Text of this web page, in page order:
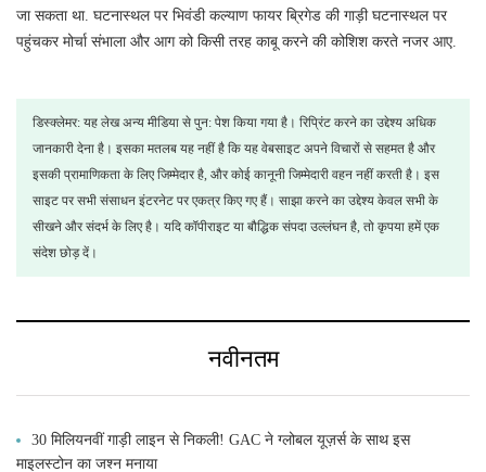
जा सकता था. घटनास्थल पर भिवंडी कल्याण फायर ब्रिगेड की गाड़ी घटनास्थल पर
पहुंचकर मोर्चा संभाला और आग को किसी तरह काबू करने की कोशिश करते नजर आए.
डिस्क्लेमर: यह लेख अन्य मीडिया से पुन: पेश किया गया है। रिप्रिंट करने का उद्देश्य अधिक
जानकारी देना है। इसका मतलब यह नहीं है कि यह वेबसाइट अपने विचारों से सहमत है और
इसकी प्रामाणिकता के लिए जिम्मेदार है, और कोई कानूनी जिम्मेदारी वहन नहीं करती है। इस
साइट पर सभी संसाधन इंटरनेट पर एकत्र किए गए हैं। साझा करने का उद्देश्य केवल सभी के
सीखने और संदर्भ के लिए है। यदि कॉपीराइट या बौद्धिक संपदा उल्लंघन है, तो कृपया हमें एक
संदेश छोड़ दें।
नवीनतम
30 मिलियनवीं गाड़ी लाइन से निकली! GAC ने ग्लोबल यूज़र्स के साथ इस
माइलस्टोन का जश्न मनाया